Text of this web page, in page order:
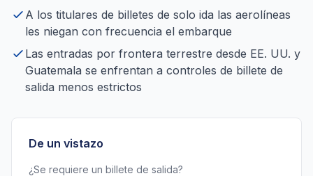
A los titulares de billetes de solo ida las aerolíneas
les niegan con frecuencia el embarque
Las entradas por frontera terrestre desde EE. UU. y
Guatemala se enfrentan a controles de billete de
salida menos estrictos
De un vistazo
¿Se requiere un billete de salida?